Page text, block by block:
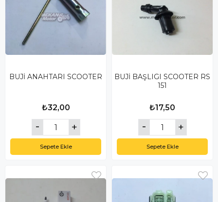
BUJİ ANAHTARI SCOOTER
₺32,00
Sepete Ekle
BUJİ BAŞLIGI SCOOTER RS
151
₺17,50
Sepete Ekle